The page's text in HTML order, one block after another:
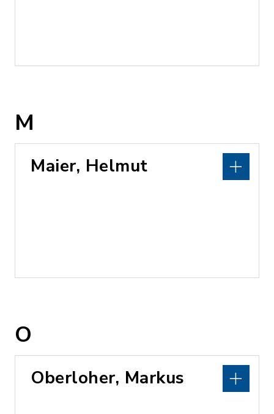
M
Maier, Helmut
O
Oberloher, Markus